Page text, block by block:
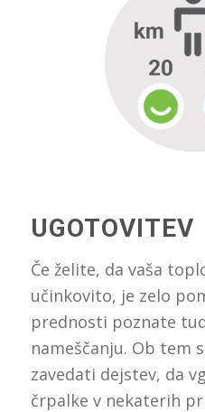
UGOTOVITEV
Če želite, da vaša
učinkovito, je zelo
prednosti poznate
nameščanju. Ob tem
zavedati dejstev, da
črpalke v nekaterih